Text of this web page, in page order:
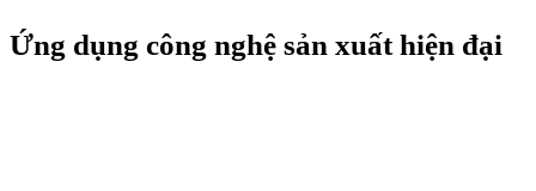
Ứng dụng công nghệ sản xuất hiện đại